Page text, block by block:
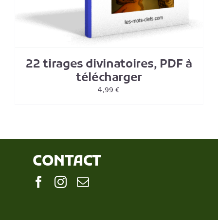
22 tirages divinatoires, PDF à
télécharger
4,99€
CONTACT